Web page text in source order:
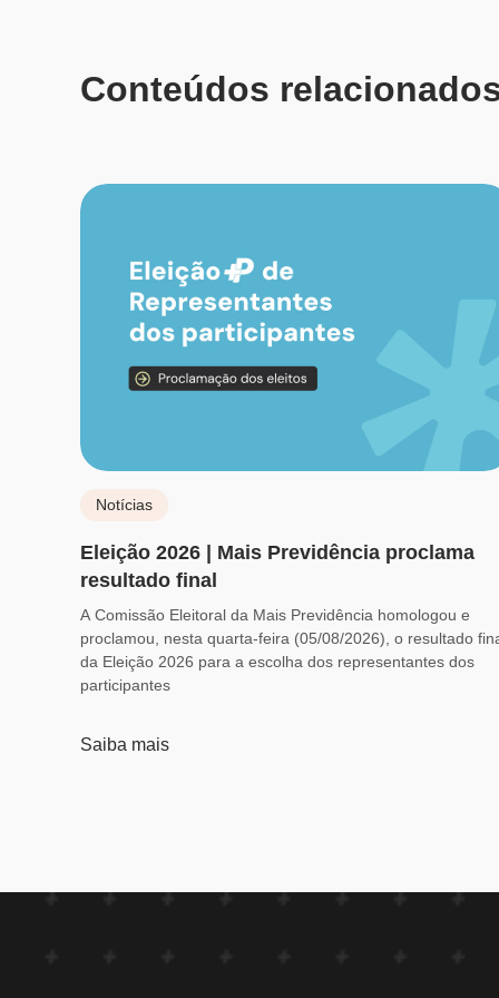
Conteúdos
Notícias
Eleição 2026 | Mais Previdência proclama
resultado final
A Comissão Eleitoral da Mais Previdência homologou e
proclamou, nesta quarta-feira (05/08/2026), o resultado
da Eleição 2026 para a escolha dos representantes dos
participantes
Saiba mais